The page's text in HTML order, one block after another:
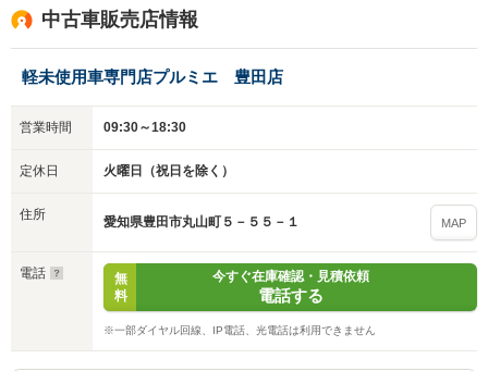
中古車販売店情報
軽未使用車専門店プルミエ 豊田店
営業時間 09:30～18:30
定休日 火曜日（祝日を除く）
住所 愛知県豊田市丸山町５－５５－１ MAP
電話
無
料
今すぐ在庫確認・見積依頼
電話する
※一部ダイヤル回線、IP電話、光電話は利用できません